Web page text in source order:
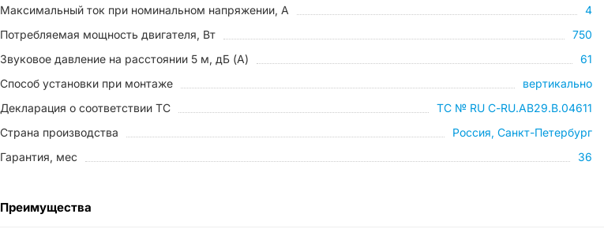
Максимальный ток при номинальном напряжении, A
4
Потребляемая мощность двигателя, Вт
750
Звуковое давление на расстоянии 5 м, дБ (A)
61
Способ установки при монтаже
вертикально
Декларация о соответствии ТС
ТС № RU С-RU.АB29.B.04611
Страна производства
Россия, Санкт-Петербург
Гарантия, мес
36
Преимущества